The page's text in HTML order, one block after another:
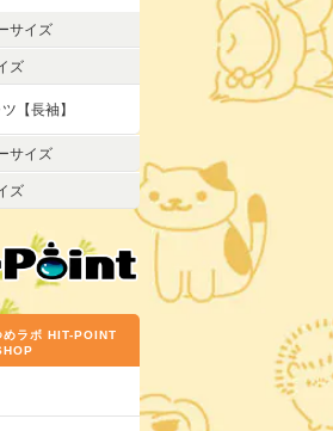
サイズ
ズ
【長袖】
サイズ
ズ
ラボ HIT-POINT